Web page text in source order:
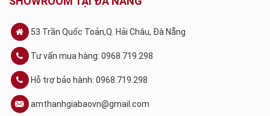
53 Trần Quốc Toản,Q. Hải Châu, Đà Nẵng
Tư vấn mua hàng: 0968.719.298
Hỗ trợ bảo hành: 0968.719.298
amthanhgiabaovn@gmail.com